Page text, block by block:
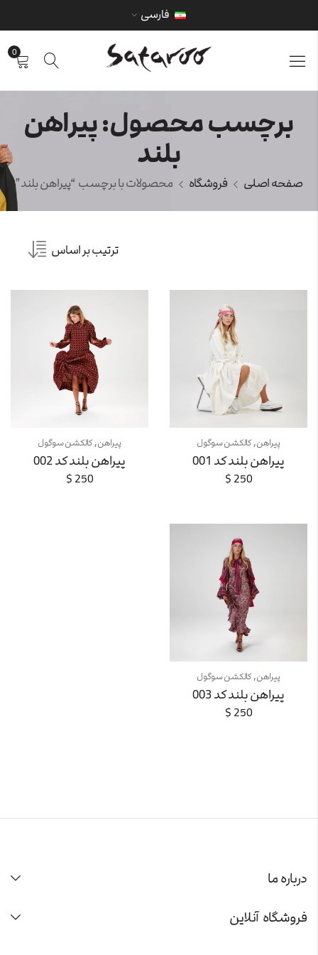
فارسی
0
برچسب محصول: پیراهن
بلند
صفحه اصلی فروشگاه محصولات با برچسب “پیراهن بلند”
ترتیب بر اساس
پیراهن,کالکشن سوگول
پیراهن بلند کد 001
$ 250
پیراهن,کالکشن سوگول
پیراهن بلند کد 002
$ 250
پیراهن,کالکشن سوگول
پیراهن بلند کد 003
$ 250
درباره ما
فروشگاه آنلاین